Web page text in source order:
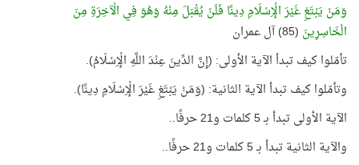
وَمَنْ يَبْتَغِ غَيْرَ الْإِسْلَامِ دِينًا فَلَنْ يُقْبَلَ مِنْهُ وَهُوَ فِي الْآخِرَةِ مِنَ
الْخَاسِرِينَ (85) آل عمران
تأمّلوا كيف تبدأ الآية الأولى: (إِنَّ الدِّينَ عِنْدَ اللَّهِ الْإِسْلَامُ).
وتأمّلوا كيف تبدأ الآية الثانية: (وَمَنْ يَبْتَغِ غَيْرَ الْإِسْلَامِ دِينًا).
الآية الأولى تبدأ بـ 5 كلمات و21 حرفًا..
والآية الثانية تبدأ بـ 5 كلمات و21 حرفًا..